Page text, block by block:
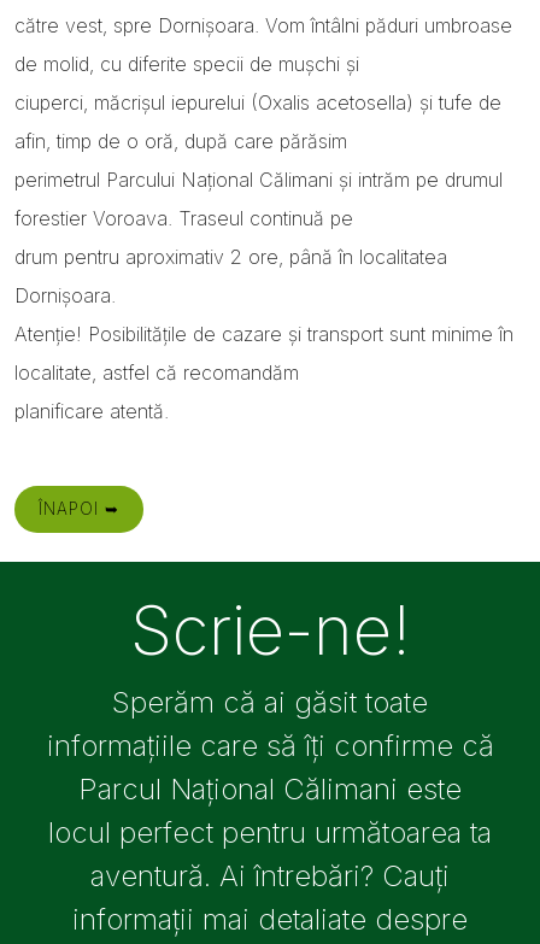
către vest, spre Dornișoara. Vom întâlni păduri umbroase
de molid, cu diferite specii de mușchi și
ciuperci, măcrișul iepurelui (Oxalis acetosella) și tufe de
afin, timp de o oră, după care părăsim
perimetrul Parcului Național Călimani și intrăm pe drumul
forestier Voroava. Traseul continuă pe
drum pentru aproximativ 2 ore, până în localitatea
Dornișoara.
Atenție! Posibilitățile de cazare şi transport sunt minime în
localitate, astfel că recomandăm
planificare atentă.
ÎNAPOI ➥
Scrie-ne!
Sperăm că ai găsit toate
informațiile care să îți confirme că
Parcul Național Călimani este
locul perfect pentru următoarea ta
aventură. Ai întrebări? Cauți
informații mai detaliate despre